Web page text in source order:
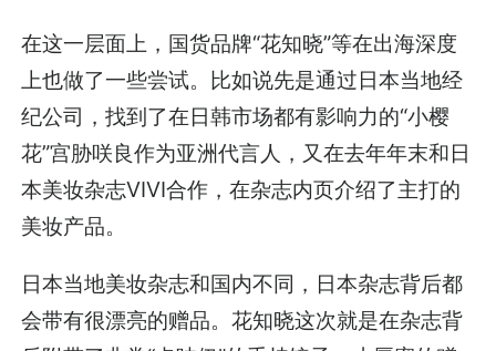
在这一层面上，国货品牌“花知晓”等在出海深度
上也做了一些尝试。比如说先是通过日本当地经
纪公司，找到了在日韩市场都有影响力的“小樱
花”宫胁咲良作为亚洲代言人，又在去年年末和日
本美妆杂志VIVI合作，在杂志内页介绍了主打的
美妆产品。
日本当地美妆杂志和国内不同，日本杂志背后都
会带有很漂亮的赠品。花知晓这次就是在杂志背